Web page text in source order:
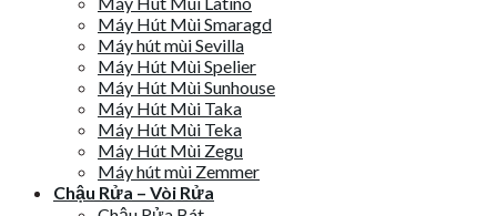
Máy Hút Mùi Smaragd
Máy hút mùi Sevilla
Máy Hút Mùi Spelier
Máy Hút Mùi Sunhouse
Máy Hút Mùi Taka
Máy Hút Mùi Teka
Máy Hút Mùi Zegu
Máy hút mùi Zemmer
Chậu Rửa – Vòi Rửa